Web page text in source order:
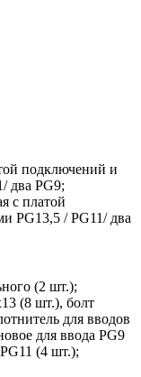
подключений и
два PG9;
с платой
PG13,5 / PG11/ два
(2 шт.);
(8 шт.), болт
для вводов
для ввода PG9
(4 шт.);